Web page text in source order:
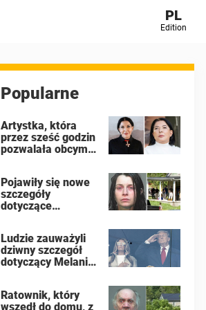
PL
Edition
Popularne
Artystka, która
przez sześć godzin
pozwalała obcym
dlaczego podczas
publicznego
występu miała
orgazmów
Pojawiły się nowe
szczegóły
dotyczące
Ohio, gdzie 16
dzieci
pozostawiono na
zgniły jak „dzikie
zwierzęta”
Ludzie zauważyli
dziwny szczegół
dotyczący Melanii
Świata FIFA
Ratownik, który
wszedł do domu, z